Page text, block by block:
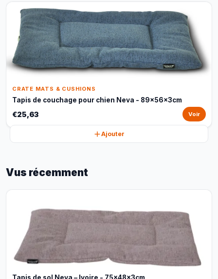
CRATE MATS & CUSHIONS
Tapis de couchage pour chien Neva - 89x56x3cm
€25,63 Voir
Ajouter
Vus récemment